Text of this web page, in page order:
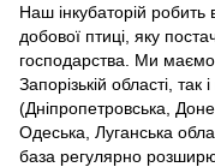
Наш інкубаторій робить
добової птиці, яку
господарства. Ми маємо
Запорізькій області, так
(Дніпропетровська,
Одеська, Луганська
база регулярно